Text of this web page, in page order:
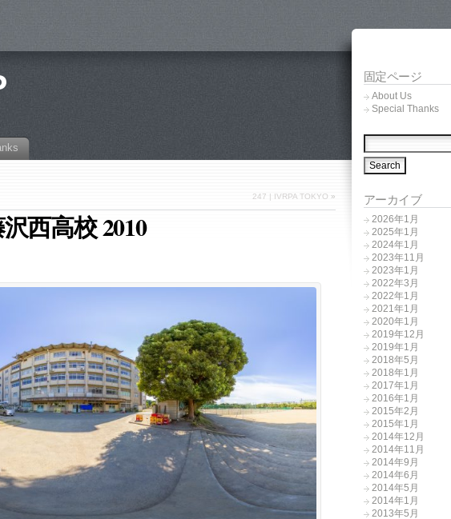
247 | IVRPA TOKYO »
西高校 2010
固定ページ
About Us
Special Thanks
アーカイブ
2026年1月
2025年1月
2024年1月
2023年11月
2023年1月
2022年3月
2022年1月
2021年1月
2020年1月
2019年12月
2019年1月
2018年5月
2018年1月
2017年1月
2016年1月
2015年2月
2015年1月
2014年12月
2014年11月
2014年9月
2014年6月
2014年5月
2014年1月
2013年5月